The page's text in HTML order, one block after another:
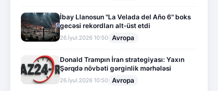
İbay Llanosun "La Velada del Año 6" boks
gecəsi rekordları alt-üst etdi
26.İyul.2026 10:50 Avropa
Donald Trampın İran strategiyası: Yaxın
Şərqdə növbəti gərginlik mərhələsi
26.İyul.2026 10:50 Avropa